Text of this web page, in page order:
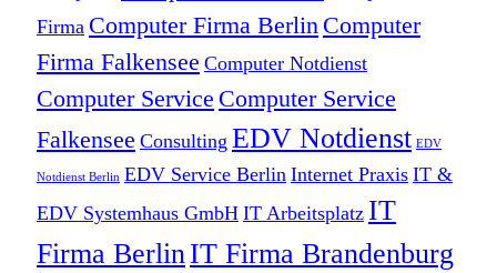
Firma Computer Firma Berlin Computer
Firma Falkensee Computer Notdienst
Computer Service Computer Service
Falkensee Consulting EDV Notdienst EDV
Notdienst Berlin EDV Service Berlin Internet Praxis IT &
EDV Systemhaus GmbH IT Arbeitsplatz IT
Firma Berlin IT Firma Brandenburg